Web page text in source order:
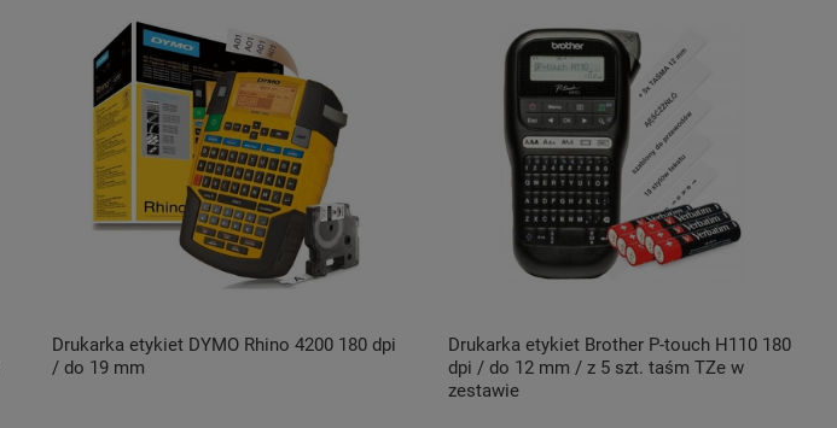
Drukarka etykiet DYMO Rhino 4200 180 dpi
/ do 19 mm
Drukarka etykiet Brother P-touch H110 180
dpi / do 12 mm / z 5 szt. taśm TZe w
zestawie